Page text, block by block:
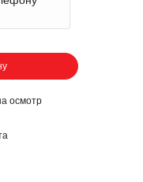
осмотр